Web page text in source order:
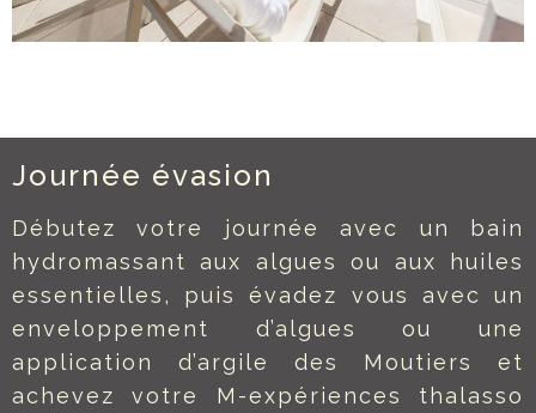
Journée évasion
Débutez votre journée avec un bain
hydromassant aux algues ou aux huiles
essentielles, puis évadez vous avec un
enveloppement d’algues ou une
application d’argile des Moutiers et
achevez votre M-expériences thalasso